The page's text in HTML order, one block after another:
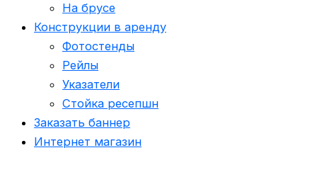
На брусе
Конструкции в аренду
Фотостенды
Рейлы
Указатели
Стойка ресепшн
Заказать баннер
Интернет магазин